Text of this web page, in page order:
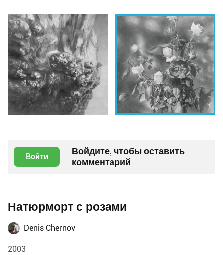
Войти
Войдите, чтобы оставить
комментарий
Натюрморт с розами
Denis Chernov
2003